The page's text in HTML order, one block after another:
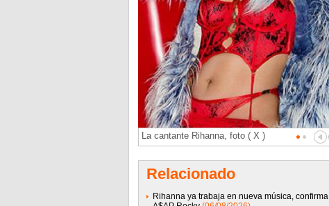
La cantante Rihanna, foto ( X )
Relacionado
Rihanna ya trabaja en nueva música, confirma